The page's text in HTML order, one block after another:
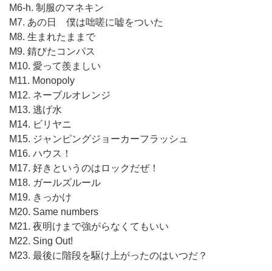
M6-h. 制服のマネキン
M7. あの日 僕は咄嗟に嘘をついた
M8. 生まれたままで
M9. 錆びたコンパス
M10. 愛って羨ましい
M11. Monopoly
M12. ネーブルオレンジ
M13. 逃げ水
M14. ビリヤニ
M15. ジャンピングジョーカーフラッシュ
M16. ハウス！
M17. 好きというのはロックだぜ！
M18. ガールズルール
M19. きっかけ
M20. Same numbers
M21. 夜明けまで強がらなくてもいい
M22. Sing Out!
M23. 最後に階段を駆け上がったのはいつだ？